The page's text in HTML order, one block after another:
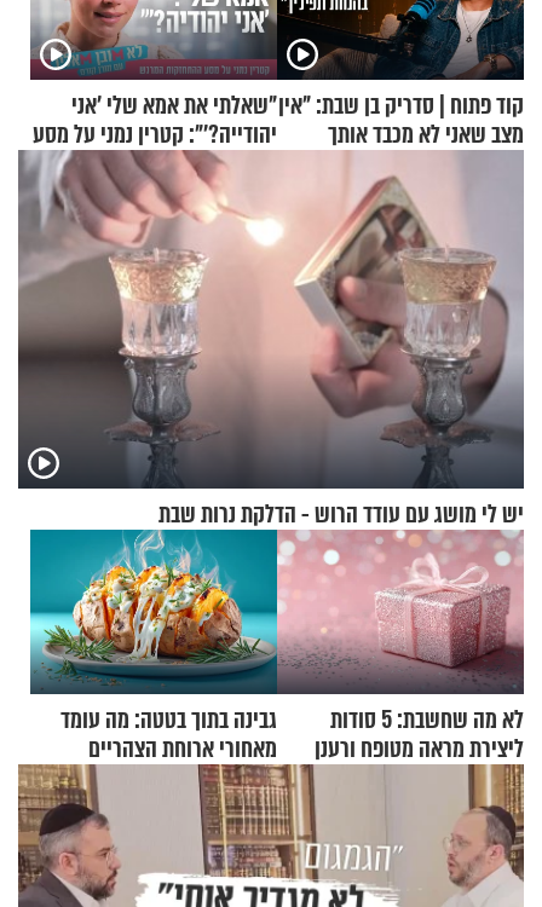
קוד פתוח | סדריק בן שבת: "אין
מצב שאני לא מכבד אותך
"שאלתי את אמא שלי 'אני
יהודייה?'": קטרין נמני על מסע
ההתחזקות המרגש
יש לי מושג עם עודד הרוש - הדלקת נרות שבת
לא מה שחשבת: 5 סודות
ליצירת מראה מטופח ורענן
גבינה בתוך בטטה: מה עומד
מאחורי ארוחת הצהריים
שכבשה את הרשת?